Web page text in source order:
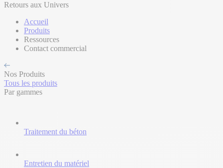
Retours aux Univers
Accueil
Produits
Ressources
Contact commercial
Nos Produits
Tous les produits
Par gammes
Traitement du béton
Entretien du matériel